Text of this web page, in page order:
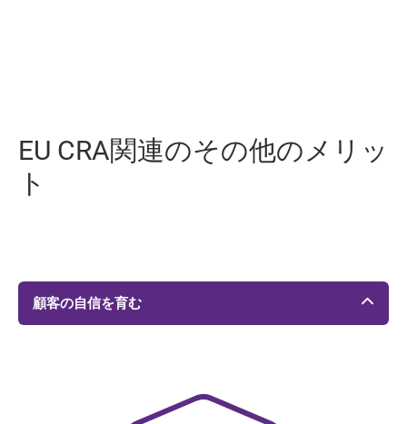
EU CRA関連のその他のメリッ
ト
顧客の自信を育む